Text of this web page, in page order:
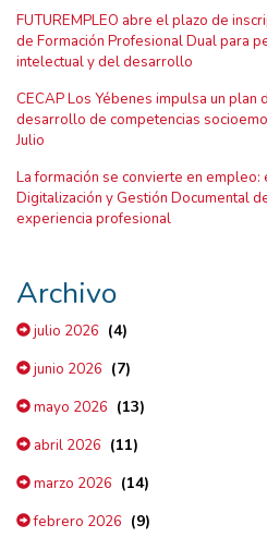
FUTUREMPLEO abre el plazo de
de Formación Profesional Dual para
intelectual y del desarrollo
CECAP Los Yébenes impulsa un plan
desarrollo de competencias
Julio
La formación se convierte en
Digitalización y Gestión Documental
experiencia profesional
Archivo
julio 2026 (4)
junio 2026 (7)
mayo 2026 (13)
abril 2026 (11)
marzo 2026 (14)
febrero 2026 (9)